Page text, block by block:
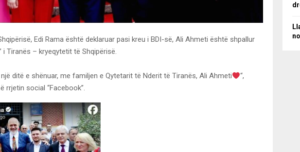
Edi Rama është deklaruar pasi kreu i BDI-së, Ali Ahmeti është shpallur
i Tiranës – kryeqytetit të Shqipërisë.
ditë e shënuar, me familjen e Qytetarit të Nderit të Tiranës, Ali Ahmeti
“,
rrjetin social “Facebook”.